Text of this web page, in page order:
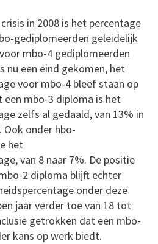
in 2008 is het percentage
gediplomeerden geleidelijk
mbo-4 gediplomeerden
nu een eind gekomen, het
voor mbo-4 bleef staan op
een mbo-3 diploma is het
zelfs al gedaald, van 13% in
Ook onder hbo-
het
van 8 naar 7%. De positie
2 diploma blijft echter
onder deze
jaar verder toe van 18 tot
getrokken dat een mbo-
kans op werk biedt.